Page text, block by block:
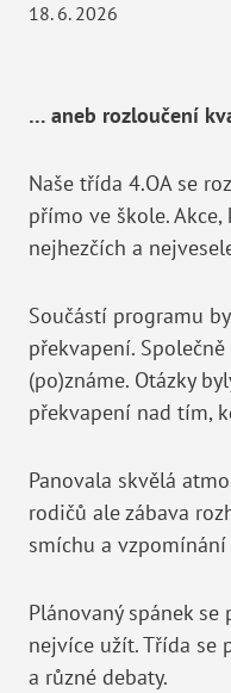
18. 6. 2026
… aneb rozloučení
Naše třída 4.OA se
přímo ve škole.
nejhezčích a
Součástí programu
překvapení.
(po)známe. Otázky
překvapení nad tím,
Panovala skvělá
rodičů ale zábava
smíchu a
Plánovaný spánek
nejvíce užít. Třída se
a různé debaty.